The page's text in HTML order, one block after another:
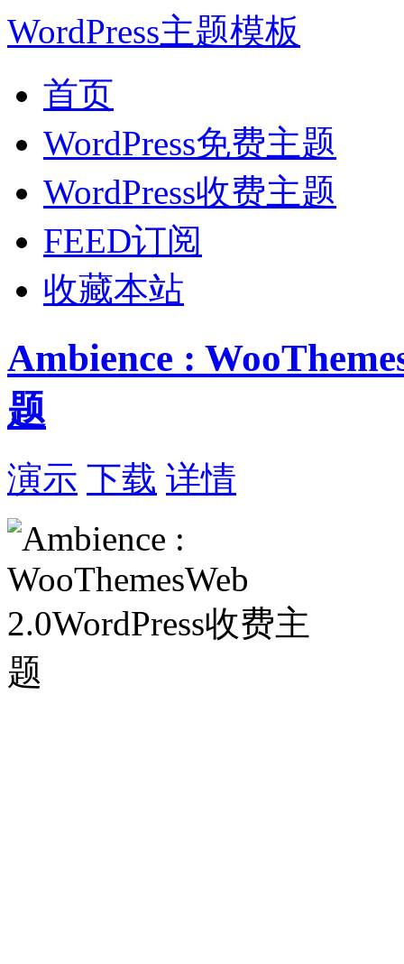
WordPress主题模板
首页
WordPress免费主题
WordPress收费主题
FEED订阅
收藏本站
Ambience :
题
演示 下载 详情